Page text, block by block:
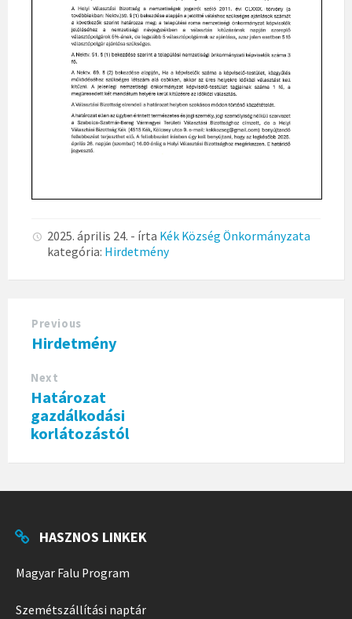
2025. április 24. - írta Kék Község Önkormányzata
kategória: Hirdetmény
Previous
Hirdetmény
Next
Határozat
gazdálkodási
korlátozástól
HASZNOS LINKEK
Magyar Falu Program
Szemétszállítási naptár